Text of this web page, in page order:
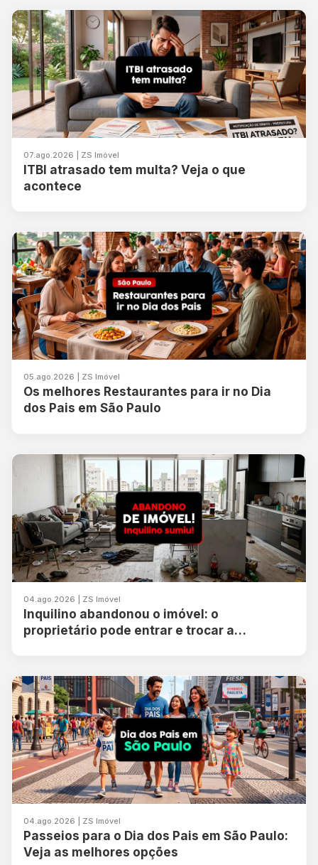
07.ago.2026 | ZS Imóvel
ITBI atrasado tem multa? Veja o que
acontece
05.ago.2026 | ZS Imóvel
Os melhores Restaurantes para ir no Dia
dos Pais em São Paulo
04.ago.2026 | ZS Imóvel
Inquilino abandonou o imóvel: o
proprietário pode entrar e trocar a
04.ago.2026 | ZS Imóvel
Passeios para o Dia dos Pais em São Paulo:
Veja as melhores opções